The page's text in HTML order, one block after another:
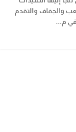
والجفاف والتقدم
في م...